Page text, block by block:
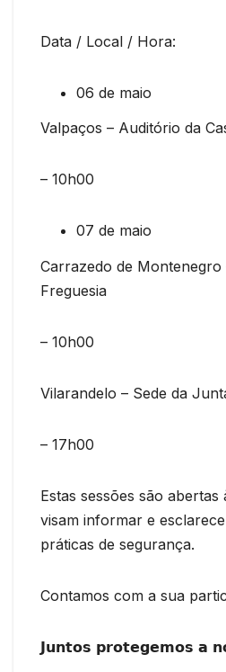
Data / Local / Hora:
06 de maio
Valpaços – Auditório da
– 10h00
07 de maio
Carrazedo de Montenegro
Freguesia
– 10h00
Vilarandelo – Sede da
– 17h00
Estas sessões são
visam informar e
práticas de segurança.
Contamos com a sua
𝗝𝘂𝗻𝘁𝗼𝘀 𝗽𝗿𝗼𝘁𝗲𝗴𝗲𝗺𝗼𝘀 𝗮